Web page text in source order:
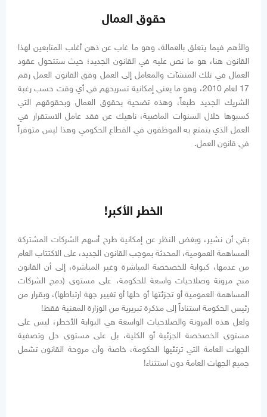
حقوق العمال
والأهم فيما يتعلق بالعمالة، وهو ما غاب عن ذهن أغلب المتابعين لهذا
القانون هنا، هو ما نص عليه في القانون الجديد؛ حيث ستتحول عقود
العمال في تلك المنشآت والمعامل إلى العمل وفق القانون العمل رقم
17 لعام 2010، وهو ما يعني إمكانية تسريحهم في أي وقت حسب رغبة
الشريك الجديد طبعاً، وهذه تضحية بحقوق العمال وبحقوقهم التي
كسبوها خلال السنوات الماضية، ناهيك عن فقد عامل الاستقرار في
العمل الذي يتمتع به الموظفون في القطاع الحكومي وهذا ليس متوفراً
في قانون العمل.
الخطر الأكبر!
بقي أن نشير، وبغض النظر عن إمكانية طرح أسهم الشركات المشتركة
المساهمة العمومية، المحدثة بموجب القانون الجديد، على الاكتتاب العام
من عدمها، كبوابة للخصخصة المباشرة وغير المباشرة، إلى أن القانون
منح مرونة وصلاحيات واسعة للحكومة، على مستوى (دمج الشركات
المساهمة العمومية أو تجزئتها أو حلها أو تغيير جهة ارتباطها)، وبقرار من
رئيس الحكومة استناداً إلى مذكرة تبريرية من الوزارة المعنية فقط!
ولعل هذه المرونة والصلاحيات الواسعة هي البوابة الأخطر، ليس على
مستوى الخصخصة الجزئية أو الكلية، بل على مستوى حل وتصفية
الجهات العامة التي ترتئيها الحكومة، خاصة وأن مروحة القانون تشمل
جميع الجهات العامة دون استثناء!